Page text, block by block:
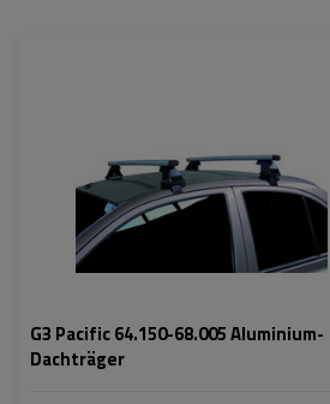
G3 Pacific 64.150-68.005 Aluminium-
Dachträger